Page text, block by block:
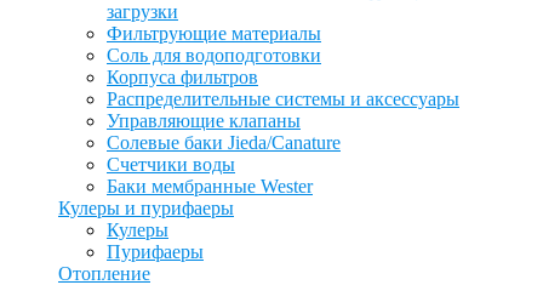
загрузки
Фильтрующие материалы
Соль для водоподготовки
Корпуса фильтров
Распределительные системы и аксессуары
Управляющие клапаны
Солевые баки Jieda/Canature
Счетчики воды
Баки мембранные Wester
Кулеры и пурифаеры
Кулеры
Пурифаеры
Отопление